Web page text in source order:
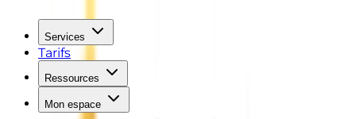
Services
Tarifs
Ressources
Mon espace